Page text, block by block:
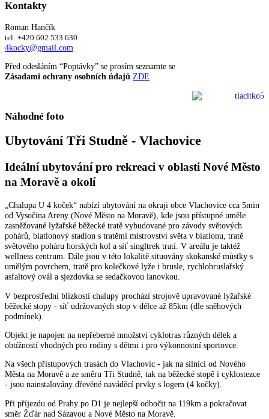
Kontakty
Roman Hančík
tel: +420 602 533 630
4kocky@gmail.com
Před odesláním “Poptávky” se prosím seznamte se
Zásadami ochrany osobních údajů ZDE
Náhodné foto
Ubytování Tři Studně - Vlachovice
Ideální ubytování pro rekreaci v oblasti Nové Město
na Moravě a okolí
„Chalupa U 4 koček“ nabízí ubytování na okraji obce Vlachovice cca 5min
od Vysočina Areny (Nové Město na Moravě), kde jsou přístupné uměle
zasněžované lyžařské běžecké tratě vybudované pro závody světových
pohárů, biatlonový stadion s tratěmi mistrovství světa v biatlonu, tratě
světového poháru horských kol a síť singltrek tratí. V areálu je taktéž
wellness centrum. Dále jsou v této lokalitě situovány skokanské můstky s
umělým povrchem, tratě pro kolečkové lyže i brusle, rychlobruslařský
asfaltový ovál a sjezdovka se sedačkovou lanovkou.
V bezprostřední blízkosti chalupy prochází strojově upravované lyžařské
běžecké stopy - síť udržovaných stop v délce až 85km (dle sněhových
podmínek).
Objekt je napojen na nepřeberné množství cyklotras různých délek a
obtížností vhodných pro rodiny s dětmi i pro výkonnostní sportovce.
Na všech přístupových trasách do Vlachovic - jak na silnici od Nového
Města na Moravě a ze směru Tři Studně, tak na běžecké stopě i cyklostezce
- jsou nainstalovány dřevěné naváděcí prvky s logem (4 kočky).
Při příjezdu od Prahy po D1 je nejlepší odbočit na 119km a pokračovat
směr Žďár nad Sázavou a Nové Město na Moravě.